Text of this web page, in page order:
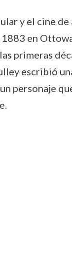
y el cine
en
primeras
escribió
personaje